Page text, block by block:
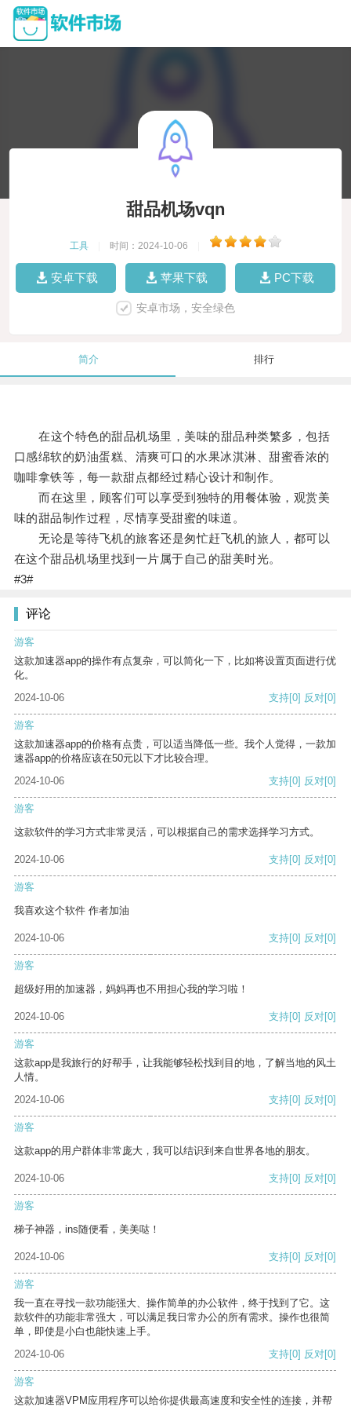
甜品机场vqn
工具 时间：2024-10-06
安卓下载 苹果下载 PC下载
安卓市场，安全绿色
简介 排行
在这个特色的甜品机场里，美味的甜品种类繁多，包括
口感绵软的奶油蛋糕、清爽可口的水果冰淇淋、甜蜜香浓的
咖啡拿铁等，每一款甜点都经过精心设计和制作。
而在这里，顾客们可以享受到独特的用餐体验，观赏美
味的甜品制作过程，尽情享受甜蜜的味道。
无论是等待飞机的旅客还是匆忙赶飞机的旅人，都可以
在这个甜品机场里找到一片属于自己的甜美时光。
#3#
评论
游客
这款加速器app的操作有点复杂，可以简化一下，比如将设置页面进行优
化。
2024-10-06
支持[0] 反对[0]
游客
这款加速器app的价格有点贵，可以适当降低一些。我个人觉得，一款加
速器app的价格应该在50元以下才比较合理。
2024-10-06
支持[0] 反对[0]
游客
这款软件的学习方式非常灵活，可以根据自己的需求选择学习方式。
2024-10-06 支持[0] 反对[0]
游客
我喜欢这个软件 作者加油
2024-10-06 支持[0] 反对[0]
游客
超级好用的加速器，妈妈再也不用担心我的学习啦！
2024-10-06 支持[0] 反对[0]
游客
这款app是我旅行的好帮手，让我能够轻松找到目的地，了解当地的风土
人情。
2024-10-06
支持[0] 反对[0]
游客
这款app的用户群体非常庞大，我可以结识到来自世界各地的朋友。
2024-10-06 支持[0] 反对[0]
游客
梯子神器，ins随便看，美美哒！
2024-10-06 支持[0] 反对[0]
游客
我一直在寻找一款功能强大、操作简单的办公软件，终于找到了它。这
款软件的功能非常强大，可以满足我日常办公的所有需求。操作也很简
单，即使是小白也能快速上手。
2024-10-06
支持[0] 反对[0]
游客
这款加速器VPM应用程序可以给你提供最高速度和安全性的连接，并帮